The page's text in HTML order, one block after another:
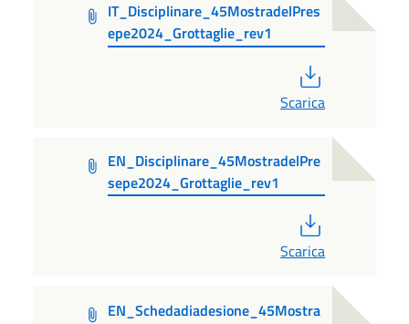
IT_Disciplinare_45MostradelPres
epe2024_Grottaglie_rev1
Scarica
EN_Disciplinare_45MostradelPre
sepe2024_Grottaglie_rev1
Scarica
EN_Schedadiadesione_45Mostra